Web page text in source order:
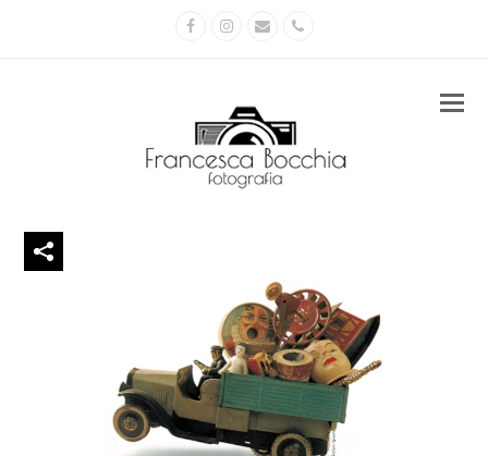
FacebookInstagram
Email